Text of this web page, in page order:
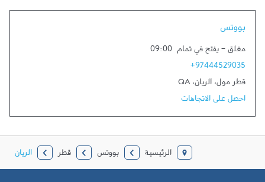
بووتس
مغلق - يفتح في تمام 09:00
+97444529035
قطر مول، الريان، QA
احصل على الاتجاهات
الرئيسية بووتس قطر الريان